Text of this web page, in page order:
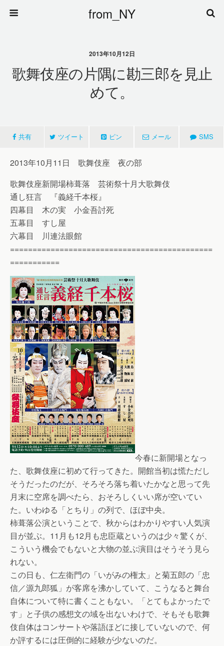
from_NY
2013年10月12日
歌舞伎座の片隅に勘三郎を見止
めて。
共有 ツイート ピン メール SMS
2013年10月11日 歌舞伎座 夜の部
歌舞伎座新開場柿葺落 芸術祭十月大歌舞伎
通し狂言 『義経千本桜』
四幕目 木の実 小金吾討死
五幕目 すし屋
六幕目 川連法眼館
=============================================
===========
今春に新開場となっ
た、歌舞伎座に初めて行ってきた。開館当初は慌ただし
そうだったのだが、そろそろ落ち着いたかなと思って先
月末に空席を調べたら、おそろしくいい席が空いてい
た。いわゆる「とちり」の列で、ほぼ中央。
柿葺落公演ということで、秋からはわかりやすい人気演
目が並ぶ。11月も12月も忠臣蔵というのは少々驚くが、
こういう機会でもないと大物の並ぶ演目はそうそう見ら
れない。
この日も、仁左衛門の「いがみの権太」と菊五郎の「忠
信／源九郎狐」が客席を沸かしていて、こうなると舞台
自体について特に書くこともない。「とてもよかったで
す」と子供の感想文の域を出ないわけで、そもそも歌舞
伎自体はコンサートや落語ほどに接していないので、何
か評するには圧倒的に経験が少ないのだ。